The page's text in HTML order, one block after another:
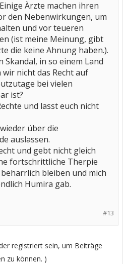
Ärzte machen ihren
den Nebenwirkungen, um
und vor teueren
(ist meine Meinung, gibt
die keine Ahnung haben.).
Skandal, in so einem Land
nicht das Recht auf
bei vielen
ist?
und lasst euch nicht
über die
auslassen.
und gebt nicht gleich
fortschrittliche Therpie
bleiben und mich
Humira gab.
#13
registriert sein, um Beiträge
zu können. )